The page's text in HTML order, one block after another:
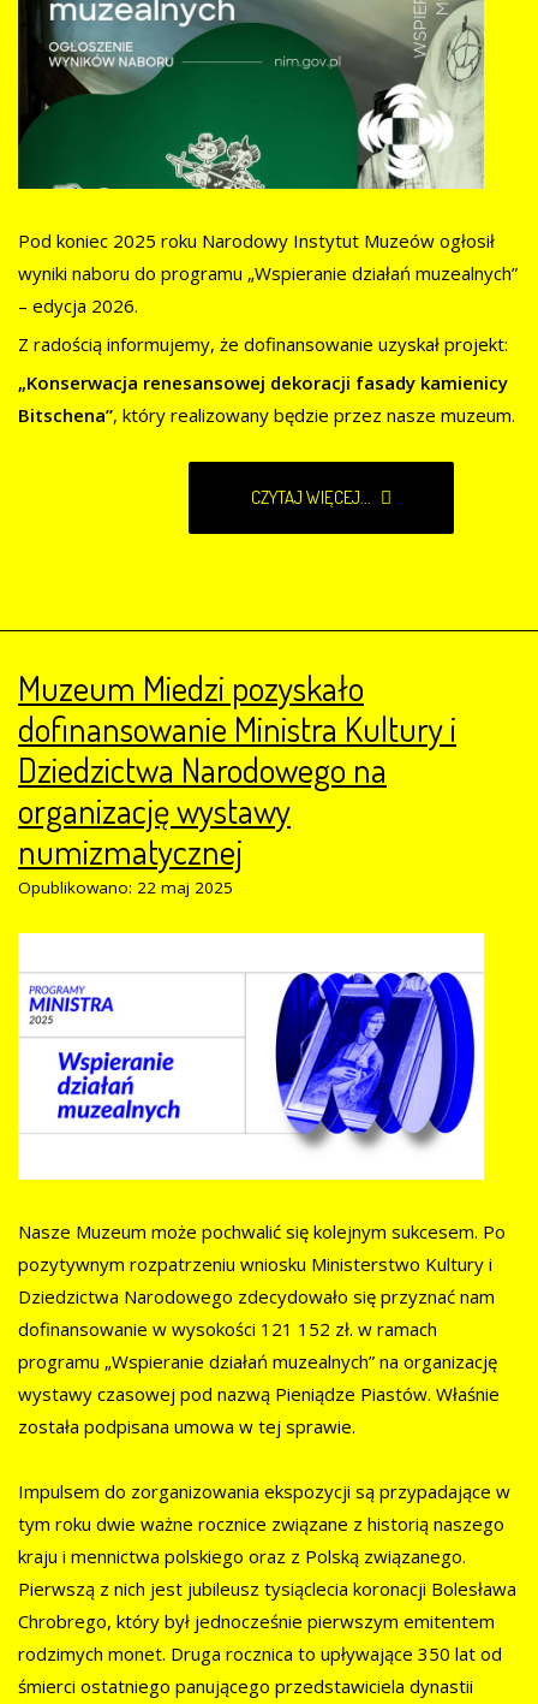
Pod koniec 2025 roku Narodowy Instytut Muzeów ogłosił
wyniki naboru do programu „Wspieranie działań muzealnych”
– edycja 2026.
Z radością informujemy, że dofinansowanie uzyskał projekt:
„Konserwacja renesansowej dekoracji fasady kamienicy
Bitschena”, który realizowany będzie przez nasze muzeum.
CZYTAJ WIĘCEJ...
Muzeum Miedzi pozyskało
dofinansowanie Ministra Kultury i
Dziedzictwa Narodowego na
organizację wystawy
numizmatycznej
Opublikowano: 22 maj 2025
Nasze Muzeum może pochwalić się kolejnym sukcesem. Po
pozytywnym rozpatrzeniu wniosku Ministerstwo Kultury i
Dziedzictwa Narodowego zdecydowało się przyznać nam
dofinansowanie w wysokości 121 152 zł. w ramach
programu „Wspieranie działań muzealnych” na organizację
wystawy czasowej pod nazwą Pieniądze Piastów. Właśnie
została podpisana umowa w tej sprawie.
Impulsem do zorganizowania ekspozycji są przypadające w
tym roku dwie ważne rocznice związane z historią naszego
kraju i mennictwa polskiego oraz z Polską związanego.
Pierwszą z nich jest jubileusz tysiąclecia koronacji Bolesława
Chrobrego, który był jednocześnie pierwszym emitentem
rodzimych monet. Druga rocznica to upływające 350 lat od
śmierci ostatniego panującego przedstawiciela dynastii